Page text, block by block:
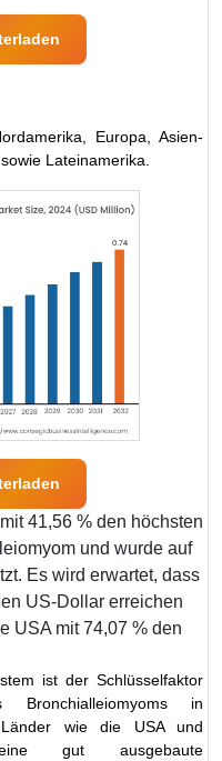
Europa, Asien-
Lateinamerika.
41,56 % den höchsten
und wurde auf
Es wird erwartet, dass
US-Dollar erreichen
USA mit 74,07 % den
ist der Schlüsselfaktor
in
Länder wie die USA und
gut ausgebaute